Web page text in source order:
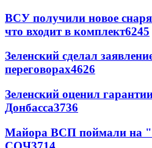
ВСУ получили новое
что входит в комплект6245
Зеленский сделал
переговорах4626
Зеленский оценил
Донбасса3736
Майора ВСП поймали на